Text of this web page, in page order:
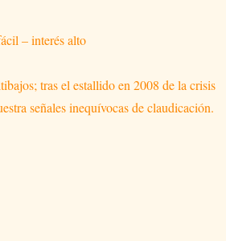
– interés alto
tras el estallido en 2008 de la crisis
señales inequívocas de claudicación.